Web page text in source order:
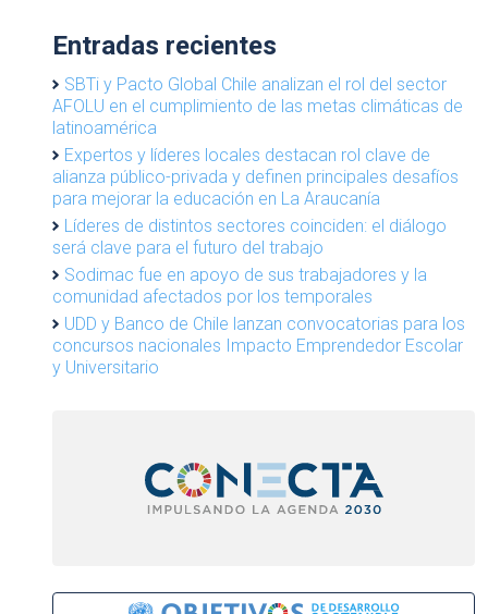
Entradas recientes
SBTi y Pacto Global Chile analizan el rol del sector
AFOLU en el cumplimiento de las metas climáticas de
latinoamérica
Expertos y líderes locales destacan rol clave de
alianza público-privada y definen principales desafíos
para mejorar la educación en La Araucanía
Líderes de distintos sectores coinciden: el diálogo
será clave para el futuro del trabajo
Sodimac fue en apoyo de sus trabajadores y la
comunidad afectados por los temporales
UDD y Banco de Chile lanzan convocatorias para los
concursos nacionales Impacto Emprendedor Escolar
y Universitario